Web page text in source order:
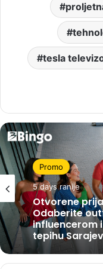
tesla
Promo
5 days ranije
Otvorene
Odaberite
influencerom
tepihu